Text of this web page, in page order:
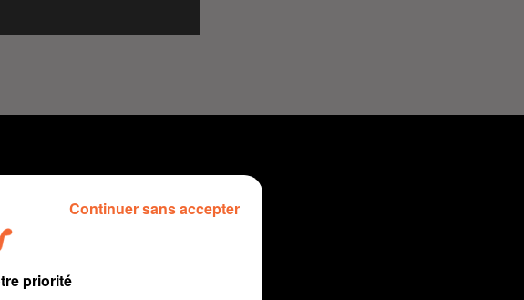
priorité
Continuer sans accepter